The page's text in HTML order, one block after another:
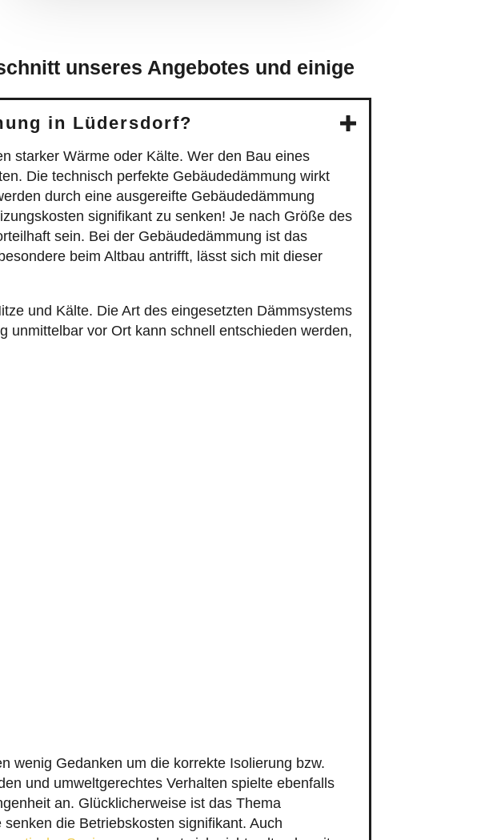
unseres Angebotes und einige
in Lüdersdorf?
starker Wärme oder Kälte. Wer den Bau eines
Die technisch perfekte Gebäudedämmung wirkt
durch eine ausgereifte Gebäudedämmung
signifikant zu senken! Je nach Größe des
sein. Bei der Gebäudedämmung ist das
beim Altbau antrifft, lässt sich mit dieser
und Kälte. Die Art des eingesetzten Dämmsystems
unmittelbar vor Ort kann schnell entschieden werden,
wenig Gedanken um die korrekte Isolierung bzw.
und umweltgerechtes Verhalten spielte ebenfalls
an. Glücklicherweise ist das Thema
die Betriebskosten signifikant. Auch